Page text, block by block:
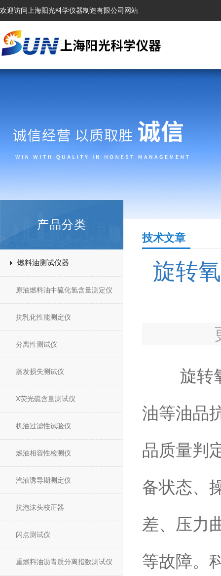
欢迎访问上海阳光科学仪器制造有限公司网站
产品分类
燃料油测试仪器
原油燃料油中硫化氢含量测定仪
抗乳化性能测定仪
分离性测试仪
蒸发损失测试仪
X荧光硫含量测试仪
机油过滤性试验仪
燃油相容性检测仪
汽油诱导期测定仪
抗泡沫头校正器
闪点测试仪
重燃料油沥青质分离指数测试仪
技术文章
旋转
旋转氧
油等油品
品质量判
备状态、
差、压力
等故障。